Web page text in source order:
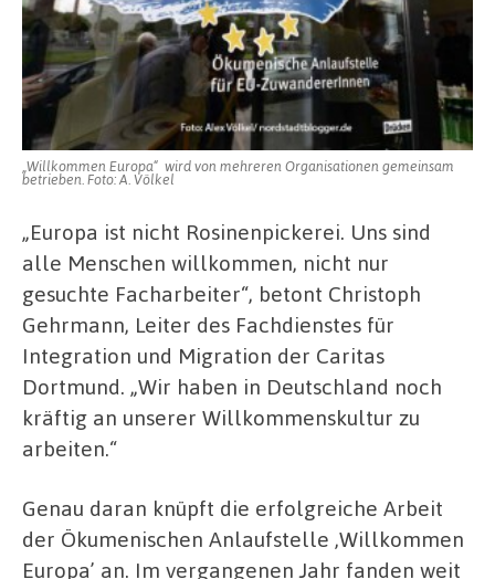
„Willkommen Europa“ wird von mehreren Organisationen gemeinsam
betrieben. Foto: A. Völkel
„Europa ist nicht Rosinenpickerei. Uns sind
alle Menschen willkommen, nicht nur
gesuchte Facharbeiter“, betont Christoph
Gehrmann, Leiter des Fachdienstes für
Integration und Migration der Caritas
Dortmund. „Wir haben in Deutschland noch
kräftig an unserer Willkommenskultur zu
arbeiten.“
Genau daran knüpft die erfolgreiche Arbeit
der Ökumenischen Anlaufstelle ,Willkommen
Europa’ an. Im vergangenen Jahr fanden weit